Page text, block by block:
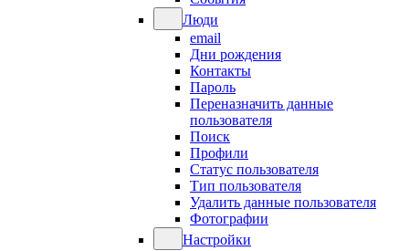
Люди
email
Дни рождения
Контакты
Пароль
Переназначить данные
пользователя
Поиск
Профили
Статус пользователя
Тип пользователя
Удалить данные пользователя
Фотографии
Настройки